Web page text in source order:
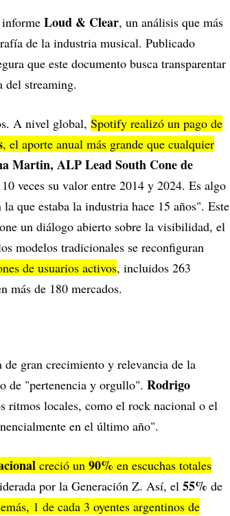
Loud & Clear, un análisis que más
de la industria musical. Publicado
que este documento busca transparentar
del streaming.
A nivel global, Spotify realizó un pago de
, el aporte anual más grande que cualquier
Martin, ALP Lead South Cone de
veces su valor entre 2014 y 2024. Es algo
que estaba la industria hace 15 años". Este
un diálogo abierto sobre la visibilidad, el
modelos tradicionales se reconfiguran
de usuarios activos, incluidos 263
más de 180 mercados.
gran crecimiento y relevancia de la
de "pertenencia y orgullo". Rodrigo
ritmos locales, como el rock nacional o el
en el último año".
creció un 90% en escuchas totales
por la Generación Z. Así, el 55% de
1 de cada 3 oyentes argentinos de